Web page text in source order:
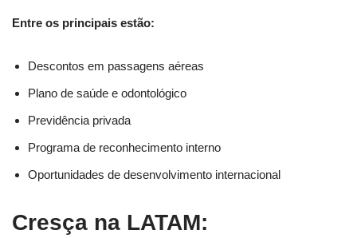
Entre os principais estão:
Descontos em passagens aéreas
Plano de saúde e odontológico
Previdência privada
Programa de reconhecimento interno
Oportunidades de desenvolvimento internacional
Cresça na LATAM: